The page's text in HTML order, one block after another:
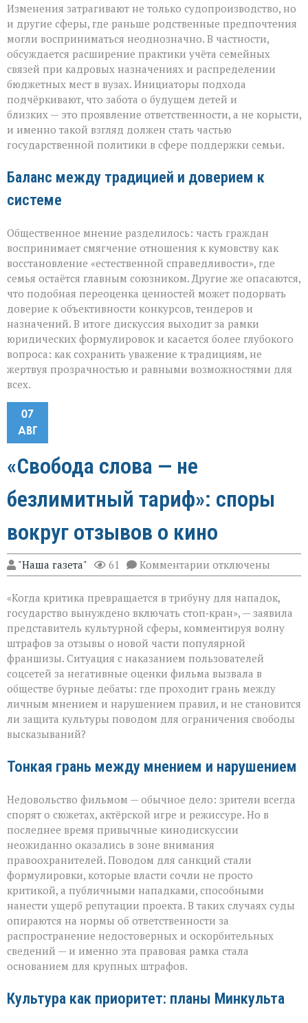
Изменения затрагивают не только судопроизводство, но
и другие сферы, где раньше родственные предпочтения
могли восприниматься неоднозначно. В частности,
обсуждается расширение практики учёта семейных
связей при кадровых назначениях и распределении
бюджетных мест в вузах. Инициаторы подхода
подчёркивают, что забота о будущем детей и
близких — это проявление ответственности, а не корысти,
и именно такой взгляд должен стать частью
государственной политики в сфере поддержки семьи.
Баланс между традицией и доверием к
системе
Общественное мнение разделилось: часть граждан
воспринимает смягчение отношения к кумовству как
восстановление «естественной справедливости», где
семья остаётся главным союзником. Другие же опасаются,
что подобная переоценка ценностей может подорвать
доверие к объективности конкурсов, тендеров и
назначений. В итоге дискуссия выходит за рамки
юридических формулировок и касается более глубокого
вопроса: как сохранить уважение к традициям, не
жертвуя прозрачностью и равными возможностями для
всех.
07
АВГ
«Свобода слова — не
безлимитный тариф»: споры
вокруг отзывов о кино
"Наша газета" 61 Комментарии к
записи
слова — не
безлимитный
тариф»:
споры
вокруг
отзывов
о
кино
отключены
«Когда критика превращается в трибуну для нападок,
государство вынуждено включать стоп‑кран», — заявила
представитель культурной сферы, комментируя волну
штрафов за отзывы о новой части популярной
франшизы. Ситуация с наказанием пользователей
соцсетей за негативные оценки фильма вызвала в
обществе бурные дебаты: где проходит грань между
личным мнением и нарушением правил, и не становится
ли защита культуры поводом для ограничения свободы
высказываний?
Тонкая грань между мнением и нарушением
Недовольство фильмом — обычное дело: зрители всегда
спорят о сюжетах, актёрской игре и режиссуре. Но в
последнее время привычные кинодискуссии
неожиданно оказались в зоне внимания
правоохранителей. Поводом для санкций стали
формулировки, которые власти сочли не просто
критикой, а публичными нападками, способными
нанести ущерб репутации проекта. В таких случаях суды
опираются на нормы об ответственности за
распространение недостоверных и оскорбительных
сведений — и именно эта правовая рамка стала
основанием для крупных штрафов.
Культура как приоритет: планы Минкульта